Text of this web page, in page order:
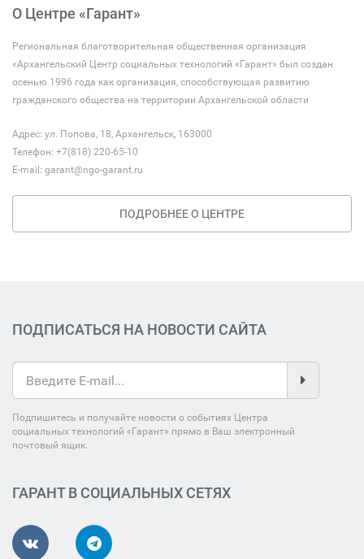
О Центре «Гарант»
Региональная благотворительная общественная организация
«Архангельский Центр социальных технологий «Гарант» был создан
осенью 1996 года как организация, способствующая развитию
гражданского общества на территории Архангельской области
Адрес: ул. Попова, 18, Архангельск, 163000
Телефон: +7(818) 220-65-10
E-mail: garant@ngo-garant.ru
ПОДРОБНЕЕ О ЦЕНТРЕ
ПОДПИСАТЬСЯ НА НОВОСТИ САЙТА
Подпишитесь и получайте новости о событиях Центра
социальных технологий «Гарант» прямо в Ваш электронный
почтовый ящик.
ГАРАНТ В СОЦИАЛЬНЫХ СЕТЯХ